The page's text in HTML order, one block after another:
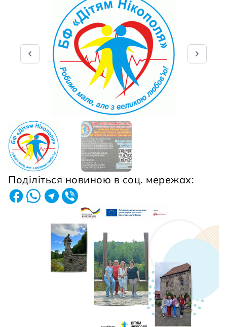
Поділіться новиною в соц. мережах: